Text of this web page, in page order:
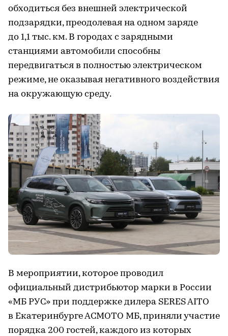
обходиться без внешней электрической
подзарядки, преодолевая на одном заряде
до 1,1 тыс. км. В городах с зарядными
станциями автомобили способны
передвигаться в полностью электрическом
режиме, не оказывая негативного воздействия
на окружающую среду.
В мероприятии, которое проводил
официальный дистрибьютор марки в России
«МБ РУС» при поддержке дилера SERES AITO
в Екатеринбурге АСМОТО МБ, приняли участие
порядка 200 гостей, каждого из которых